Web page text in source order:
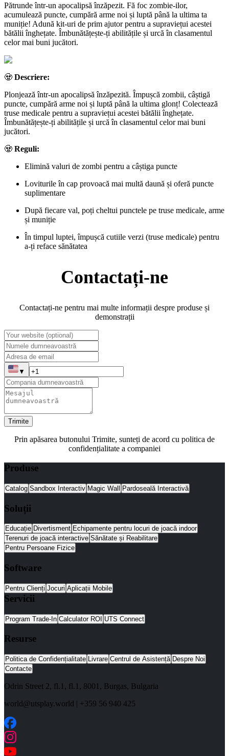
Pătrunde într-un apocalipsă înzăpezit. Fă foc zombie-ilor,
acumulează puncte, cumpără arme noi și luptă până la ultima ta
muniție! Adună kit-uri de prim ajutor pentru a supraviețui acestei
bătălii înghețate. Îmbunătățește-ți abilitățile și urcă în clasamentul
celor mai buni jucători.
🧟 Descriere:
Plonjează într-un apocalipsă înzăpezită. Împușcă zombii, câștigă
puncte, cumpără arme noi și luptă până la ultima glonț! Colectează
truse medicale pentru a supraviețui acestei bătălii înghețate.
Îmbunătățește-ți abilitățile și urcă în clasamentul celor mai buni
jucători.
🧟 Reguli:
Elimină valuri de zombi pentru a câștiga puncte
Loviturile în cap provoacă mai multă daună și oferă puncte
suplimentare
După fiecare val, poți cheltui punctele pe truse medicale, arme
și muniție
În timpul luptei, împușcă cutiile verzi (truse medicale) pentru
a-ți reface sănătatea
Contactați-ne
Contactați-ne pentru mai multe informații despre produse și
demonstrații
▼
Trimite
Prin apăsarea butonului Trimite, sunteți de acord cu politica de
confidențialitate a companiei
Produse
Catalog Sandbox Interactiv Magic Wall Pardoseală Interactivă
Soluții
Educație Divertisment Echipamente pentru locuri de joacă indoor
Terenuri de joacă interactive Sănătate și Reabilitare
Pentru Persoane Fizice
Software
Pentru Clienți Jocuri Aplicații Mobile
Servicii
Program Trade-In Calculator ROI UTS Connect
Resurse
Politica de Confidențialitate Livrare Centrul de Asistență Despre Noi
Contacte
Odrin Street 2, fl.1 , fl.1, 8001 , Burgas, Bulgaria
world@utsplay.world | +359 56 940 425